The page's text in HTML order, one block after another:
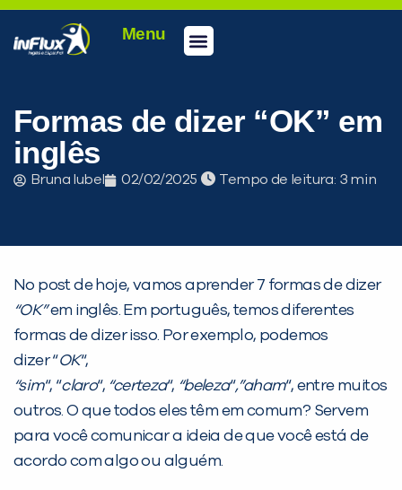
Menu
Formas de dizer “OK” em
inglês
Bruna Iubel 02/02/2025 Tempo de leitura:
No post de hoje, vamos aprender 7 formas de dizer
“OK”em inglês. Em português, temos diferentes
formas de dizer isso. Por exemplo, podemos
dizer “OK“,
“sim“, “claro“, “certeza“, “beleza“,”aham“, entre muitos
outros. O que todos eles têm em comum? Servem
para você comunicar a ideia de que você está de
acordo com algo ou alguém.